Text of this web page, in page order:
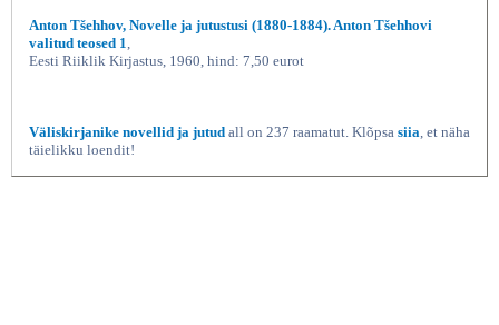
Anton Tšehhov, Novelle ja jutustusi (1880-1884). Anton Tšehhovi
valitud teosed 1
Eesti Riiklik Kirjastus, 1960, hind: 7,50 eurot
Väliskirjanike novellid ja jutud all on 237 raamatut. Klõpsa siia , et näha
täielikku loendit!